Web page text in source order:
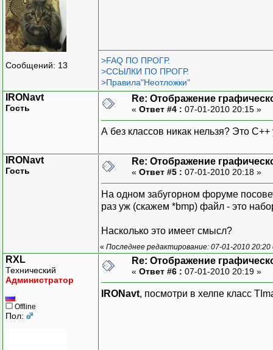
Сообщений: 13
>FAQ ПО ПРОГР.
>ССЫЛКИ ПО ПРОГР.
>Правила"Неотложки"
IRONavt
Гость
Re: Отображение
« Ответ #4 : 07-01-2010 20:15 »
А без классов никак нельзя? Это
IRONavt
Гость
Re: Отображение
« Ответ #5 : 07-01-2010 20:18 »
На одном забугорном форуме
раз уж (скажем *bmp) файл - это
Насколько это имеет смысл?
« Последнее редактирование: 07-01-2010
RXL
Технический
Администратор
Offline
Пол:
Re: Отображение
« Ответ #6 : 07-01-2010 20:19 »
IRONavt, посмотри в хелпе класс